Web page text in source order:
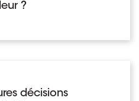
?
décisions